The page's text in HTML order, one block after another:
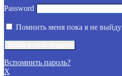
Password
Помнить меня пока я не выйду
Вспомнить пароль?
X